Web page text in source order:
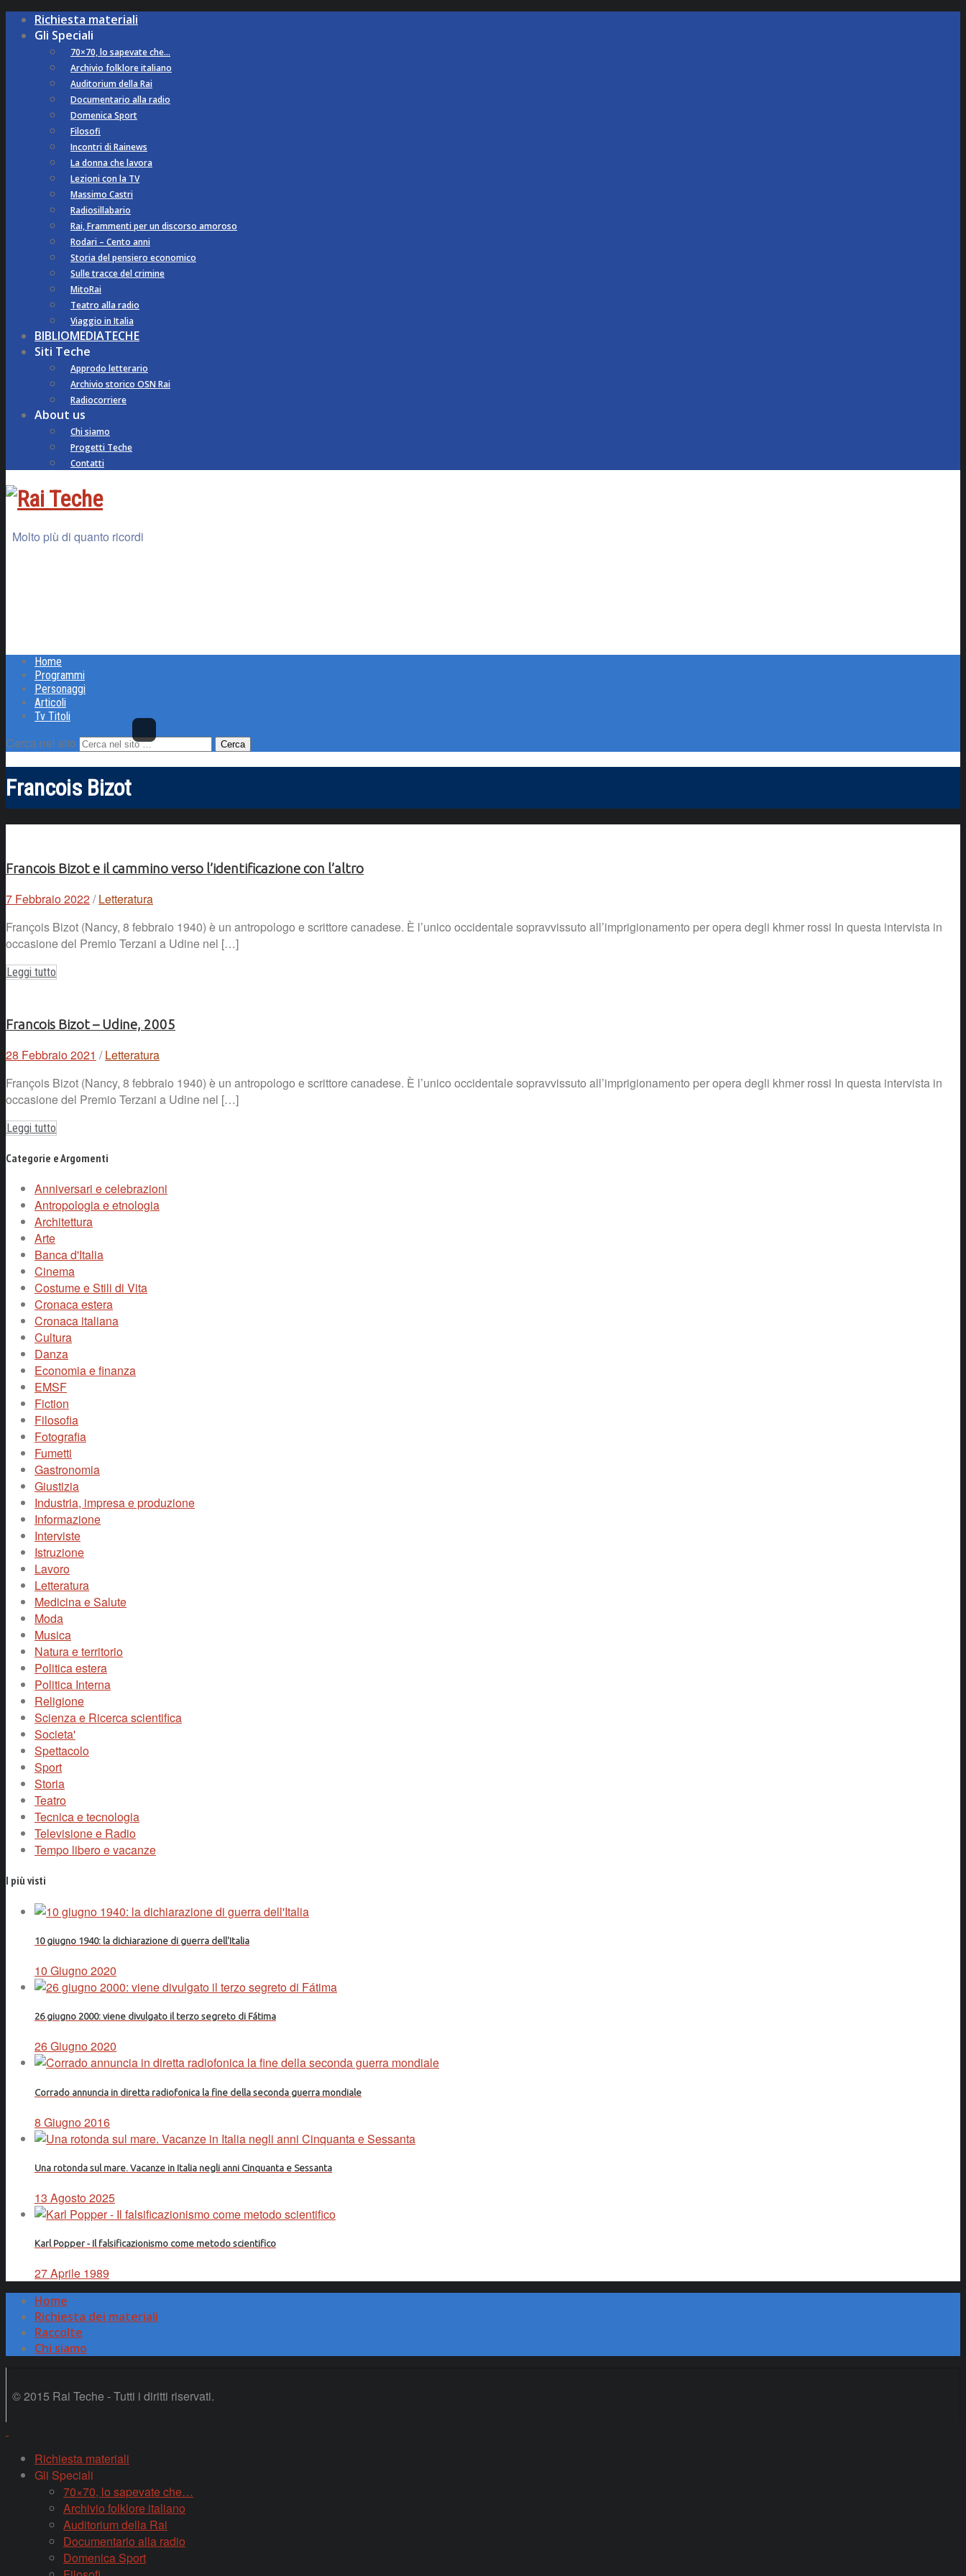
Richiesta materiali
Gli Speciali
70×70, lo sapevate che…
Archivio folklore italiano
Auditorium della Rai
Documentario alla radio
Domenica Sport
Filosofi
Incontri di Rainews
La donna che lavora
Lezioni con la TV
Massimo Castri
Radiosillabario
Rai, Frammenti per un discorso amoroso
Rodari – Cento anni
Storia del pensiero economico
Sulle tracce del crimine
MitoRai
Teatro alla radio
Viaggio in Italia
BIBLIOMEDIATECHE
Siti Teche
Approdo letterario
Archivio storico OSN Rai
Radiocorriere
About us
Chi siamo
Progetti Teche
Contatti
Molto più di quanto ricordi
Home
Programmi
Personaggi
Articoli
Tv Titoli
Cerca nel sito
Francois Bizot
Francois Bizot e il cammino verso l’identificazione con l’altro
7 Febbraio 2022/ Letteratura
François Bizot (Nancy, 8 febbraio 1940) è un antropologo e scrittore canadese. È l’unico occidentale sopravvissuto all’imprigionamento per opera degli khmer rossi In questa intervista in
occasione del Premio Terzani a Udine nel […]
Leggi tutto
Francois Bizot – Udine, 2005
28 Febbraio 2021 / Letteratura
François Bizot (Nancy, 8 febbraio 1940) è un antropologo e scrittore canadese. È l’unico occidentale sopravvissuto all’imprigionamento per opera degli khmer rossi In questa intervista in
occasione del Premio Terzani a Udine nel […]
Leggi tutto
Categorie e Argomenti
Anniversari e celebrazioni
Antropologia e etnologia
Architettura
Arte
Banca d'Italia
Cinema
Costume e Stili di Vita
Cronaca estera
Cronaca italiana
Cultura
Danza
Economia e finanza
EMSF
Fiction
Filosofia
Fotografia
Fumetti
Gastronomia
Giustizia
Industria, impresa e produzione
Informazione
Interviste
Istruzione
Lavoro
Letteratura
Medicina e Salute
Moda
Musica
Natura e territorio
Politica estera
Politica Interna
Religione
Scienza e Ricerca scientifica
Societa'
Spettacolo
Sport
Storia
Teatro
Tecnica e tecnologia
Televisione e Radio
Tempo libero e vacanze
I più visti
10 giugno 1940: la dichiarazione di guerra dell'Italia
10 Giugno 2020
26 giugno 2000: viene divulgato il terzo segreto di Fátima
26 Giugno 2020
Corrado annuncia in diretta radiofonica la fine della seconda guerra mondiale
8 Giugno 2016
Una rotonda sul mare. Vacanze in Italia negli anni Cinquanta e Sessanta
13 Agosto 2025
Karl Popper - Il falsificazionismo come metodo scientifico
27 Aprile 1989
Home
Richiesta dei materiali
Raccolte
Chi siamo
© 2015 Rai Teche - Tutti i diritti riservati.
Richiesta materiali
Gli Speciali
70×70, lo sapevate che…
Archivio folklore italiano
Auditorium della Rai
Documentario alla radio
Domenica Sport